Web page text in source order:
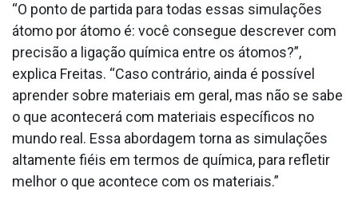
“O ponto de partida para todas essas simulações
átomo por átomo é: você consegue descrever com
precisão a ligação química entre os átomos?”,
explica Freitas. “Caso contrário, ainda é possível
aprender sobre materiais em geral, mas não se sabe
o que acontecerá com materiais específicos no
mundo real. Essa abordagem torna as simulações
altamente fiéis em termos de química, para refletir
melhor o que acontece com os materiais.”